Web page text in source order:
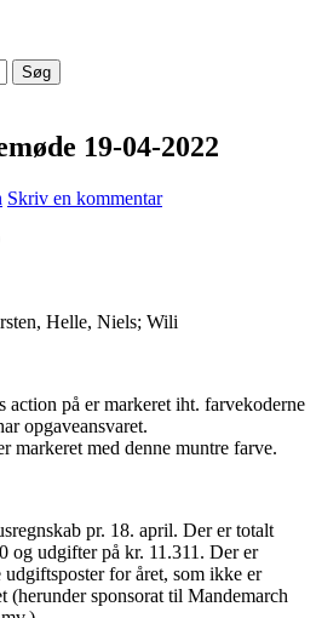
19-04-2022
Skriv en kommentar
Helle, Niels; Wili
action på er markeret iht. farvekoderne
opgaveansvaret.
markeret med denne muntre farve.
pr. 18. april. Der er totalt
og udgifter på kr. 11.311. Der er
for året, som ikke er
(herunder sponsorat til Mandemarch